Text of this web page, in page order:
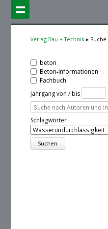
Verlag Bau + Technik Suche
beton
Beton‑Informationen
Fachbuch
Jahrgang von / bis
Schlagwörter